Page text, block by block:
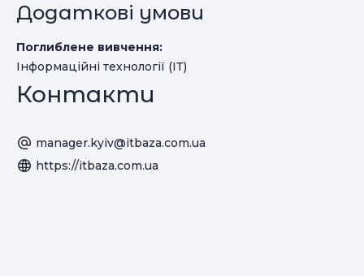
Додаткові умови
Поглиблене вивчення:
Інформаційні технології (ІТ)
Контакти
manager.kyiv@itbaza.com.ua
https://itbaza.com.ua